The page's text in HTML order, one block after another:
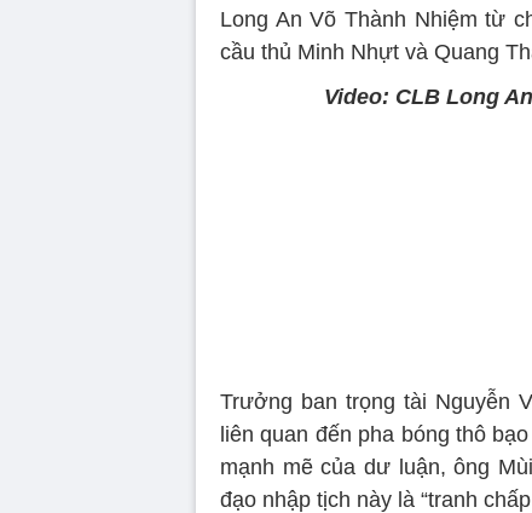
Long An Võ Thành Nhiệm từ
cầu thủ Minh Nhựt và Quang
Video: CLB Long
Trưởng ban trọng tài Nguyễn
liên quan đến pha bóng thô
mạnh mẽ của dư luận, ông
đạo nhập tịch này là “tranh